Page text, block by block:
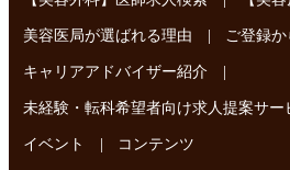
美容医局が選ばれる理由 | ご登録
キャリアアドバイザー紹介 |
未経験・転科希望者向け求人提案サー
イベント | コンテンツ